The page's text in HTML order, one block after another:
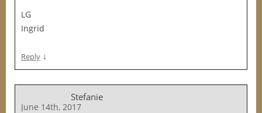
LG
Ingrid
Reply ↓
Stefanie
June 14th, 2017